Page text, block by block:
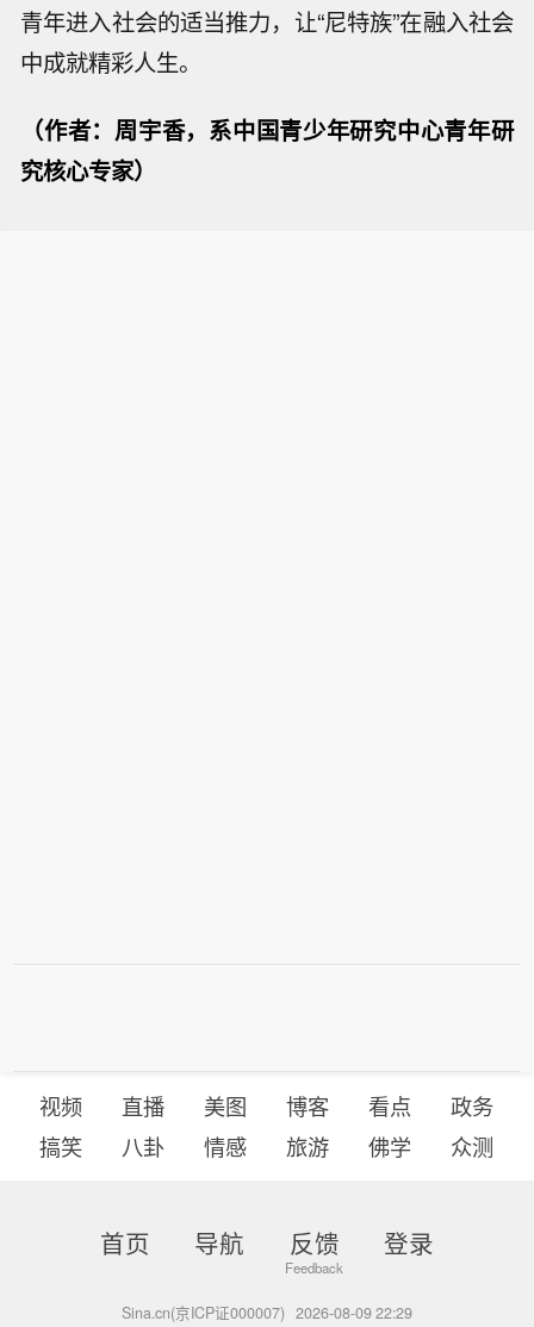
青年进入社会的适当推力，让“尼特族”在融入社会
中成就精彩人生。
（作者：周宇香，系中国青少年研究中心青年研
究核心专家）
视频 直播 美图 博客 看点
政务
搞笑
八卦 情感 旅游 佛学 众测
首页 导航 反馈 登录
Sina.cn(京ICP证000007) 2026-08-09 22:29